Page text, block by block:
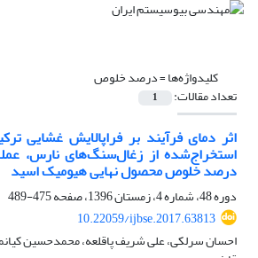
کلیدواژه‌ها =درصد خلوص
تعداد مقالات: 1
اثر دمای فرآیند بر فراپالایش غشایی
استخراج‌شده از زغال‌سنگ‌های نارس،
درصد خلوص محصول نهایی هیومیک اسید
دوره 48، شماره 4، زمستان 1396، صفحه
475-489
10.22059/ijbse.2017.63813
احسان سرلکی، علی شریف پاقلعه، محمدحسین